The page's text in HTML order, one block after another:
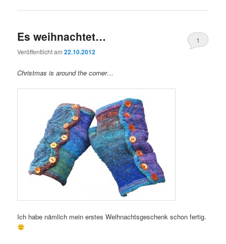
Es weihnachtet…
Veröffentlicht am22.10.2012
1
Christmas is around the corner…
Ich habe nämlich mein erstes Weihnachtsgeschenk schon fertig.